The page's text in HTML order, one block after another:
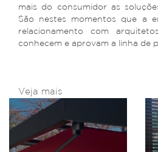
mais do consumidor as
São nestes momentos que a
relacionamento com
conhecem e aprovam a linha de
Veja mais